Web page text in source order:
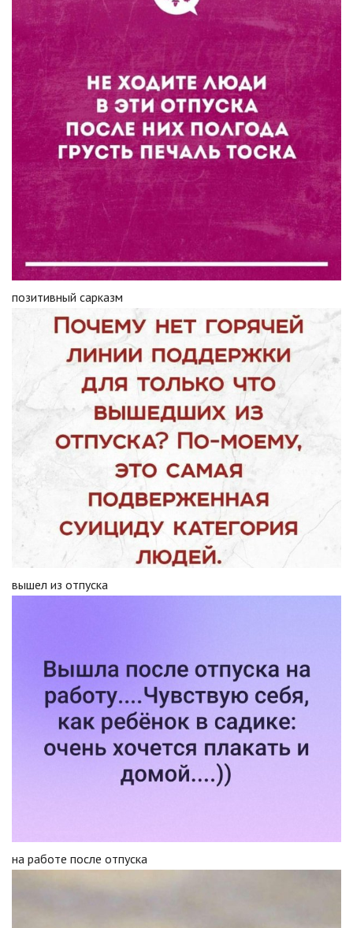
позитивный сарказм
вышел из отпуска
на работе после отпуска